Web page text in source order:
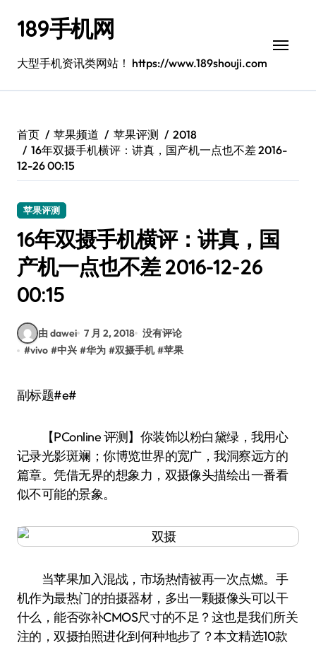
189手机网
大型手机资讯类网站！ https://www.189shouji.com
首页 苹果频道 苹果评测
2018
16年双摄手机横评：讲真，国产机一点也不差 2016-
12-26 00:15
苹果评测
16年双摄手机横评：讲真，国
产机一点也不差 2016-12-26
00:15
由 dawei 7 月 2, 2018 没有评论
#vivo #中兴 #华为 #双摄手机 #苹果
副标题#e#
【PConline 评测】你装饰以粉白黛绿，我用心
记录光影斑斓；你博览世界的宽广，我洞察远方的
篇章。凭借无界的想象力，双摄像头描绘出一番看
似不可能的景象。
当苹果加入混战，市场热情被再一次点燃。手
机作为最热门的拍摄器材，多出一颗摄像头可以干
什么，能否弥补CMOS尺寸的不足？这也是我们所关
注的，双摄拍照进化到何种地步了？本文精选10款